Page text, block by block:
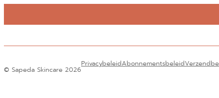
© Sapeda Skincare 2026
PrivacybeleidAbonnementsbeleid